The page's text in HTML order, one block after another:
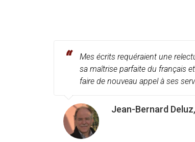
Mes écrits requéraient une
sa maîtrise parfaite du français
faire de nouveau appel à ses
Jean-Bernard